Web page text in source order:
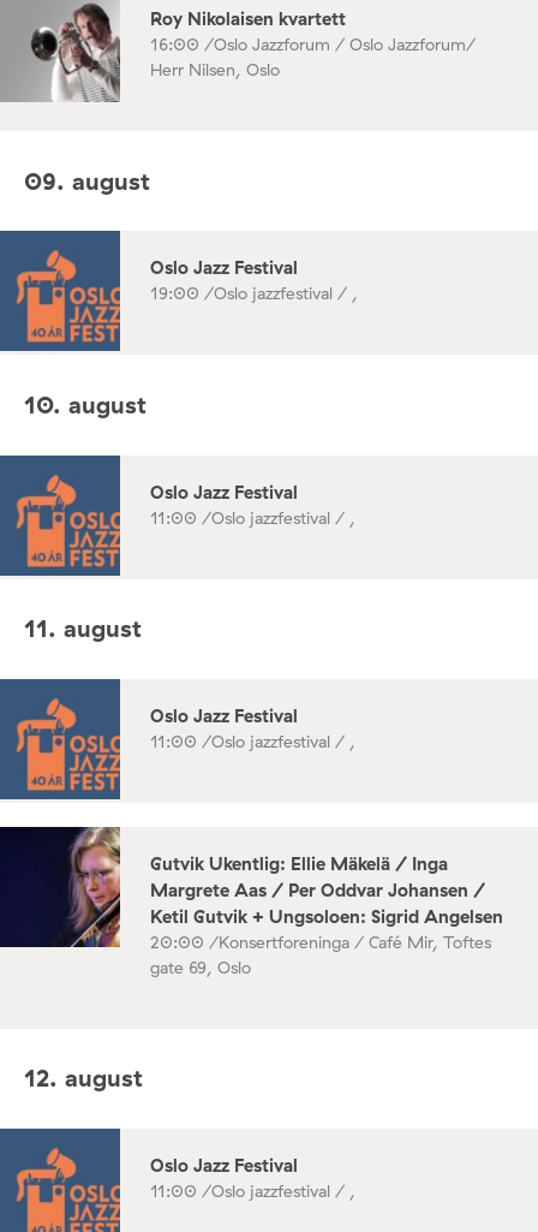
Roy Nikolaisen kvartett
16:00 /Oslo Jazzforum / Oslo Jazzforum/
Herr Nilsen, Oslo
09. august
Oslo Jazz Festival
19:00 /Oslo jazzfestival / ,
10. august
Oslo Jazz Festival
11:00 /Oslo jazzfestival / ,
11. august
Oslo Jazz Festival
11:00 /Oslo jazzfestival / ,
Gutvik Ukentlig: Ellie Mäkelä / Inga
Margrete Aas / Per Oddvar Johansen /
Ketil Gutvik + Ungsoloen: Sigrid Angelsen
20:00 /Konsertforeninga / Café Mir, Toftes
gate 69, Oslo
12. august
Oslo Jazz Festival
11:00 /Oslo jazzfestival / ,